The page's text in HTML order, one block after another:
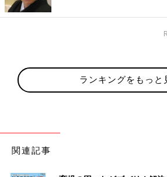
ランキングをもっと
関連記事